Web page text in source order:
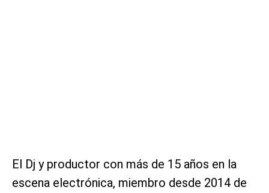
El Dj y productor con más de 15 años en la
escena electrónica, miembro desde 2014 de